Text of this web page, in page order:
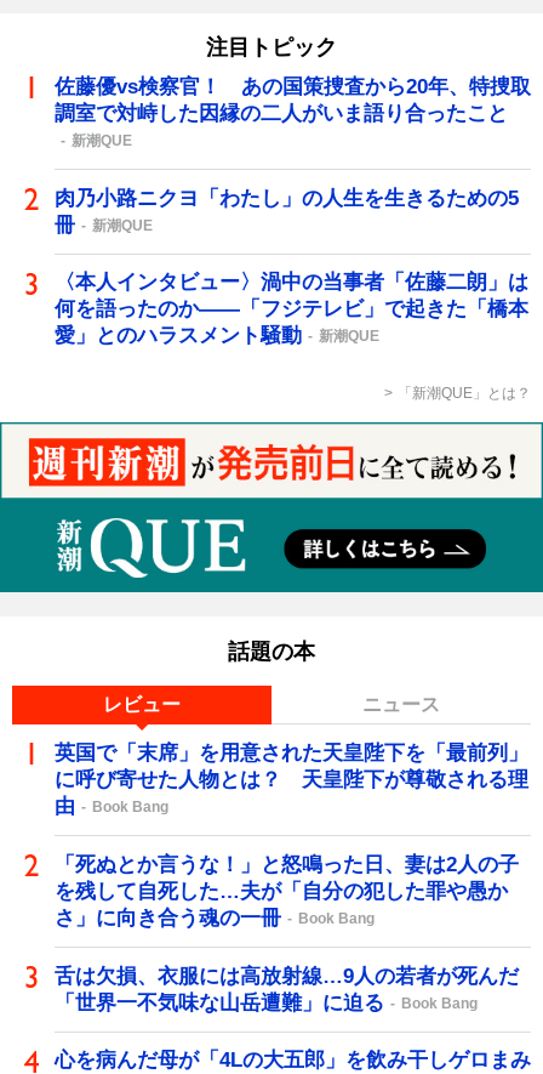
注目トピック
佐藤優vs検察官！ あの国策捜査から20年、特捜取
調室で対峙した因縁の二人がいま語り合ったこと
新潮QUE
肉乃小路ニクヨ「わたし」の人生を生きるための5
冊
新潮QUE
〈本人インタビュー〉渦中の当事者「佐藤二朗」は
何を語ったのか――「フジテレビ」で起きた「橋本
愛」とのハラスメント騒動
新潮QUE
「新潮QUE」とは？
話題の本
レビュー ニュース
英国で「末席」を用意された天皇陛下を「最前列」
に呼び寄せた人物とは？ 天皇陛下が尊敬される理
由
Book Bang
「死ぬとか言うな！」と怒鳴った日、妻は2人の子
を残して自死した…夫が「自分の犯した罪や愚か
さ」に向き合う魂の一冊
Book Bang
舌は欠損、衣服には高放射線…9人の若者が死んだ
「世界一不気味な山岳遭難」に迫る
Book Bang
心を病んだ母が「4Lの大五郎」を飲み干しゲロまみ